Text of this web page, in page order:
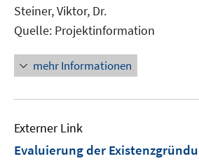
öffnen
Steiner, Viktor, Dr.
Quelle: Projektinformation
mehr Informationen
Externer Link
Evaluierung der